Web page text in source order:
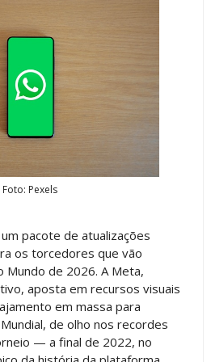
Foto: Pexels
pacote de atualizações
os torcedores que vão
Mundo de 2026. A Meta,
aposta em recursos visuais
em massa para
de olho nos recordes
— a final de 2022, no